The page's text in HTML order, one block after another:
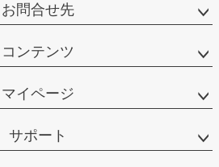
お問合せ先
コンテンツ
マイページ
サポート